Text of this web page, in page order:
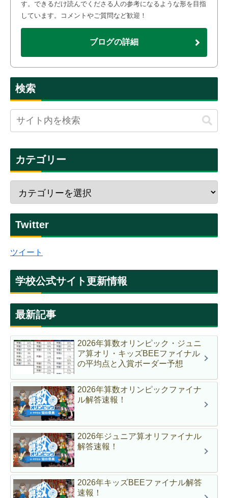
す。できるだけ読んでくださる人の参考になるような形を目指
しています。コメントやご質問など歓迎！
ブログの詳細
検索
カテゴリー
Twitter
ツイート
学校公式サイト更新情報
最新記事
2026年算数オリンピック・ジュニ
ア算オリ・キッズBEEファイナル
の平均点と入賞ボーダー予想
2026年算数オリンピックファイナ
ル解答速報！
2026年ジュニア算オリファイナル
解答速報！
2026年キッズBEEファイナル解答
速報！